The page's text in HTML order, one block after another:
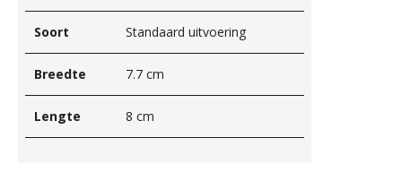
Soort Standaard uitvoering
Breedte 7.7 cm
Lengte 8 cm